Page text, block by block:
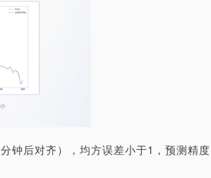
钟后对齐），均方误差小于1，预测精